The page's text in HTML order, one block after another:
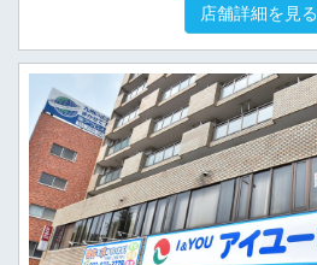
店舗詳細を見る